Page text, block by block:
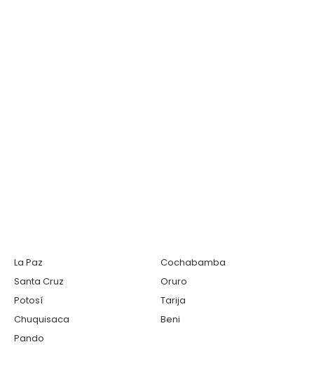
La Paz
Cochabamba
Santa Cruz
Oruro
Potosí
Tarija
Chuquisaca
Beni
Pando